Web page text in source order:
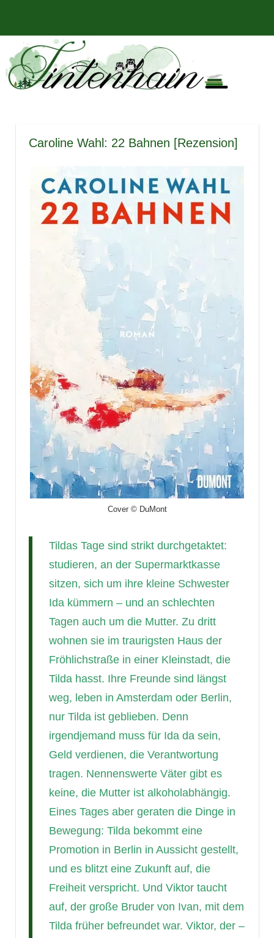
springen
Tintenhain
–
Der
Rezensionen
und
mehr
Caroline Wahl: 22 Bahnen [Rezension]
Cover © DuMont
Tildas Tage sind strikt durchgetaktet:
studieren, an der Supermarktkasse
sitzen, sich um ihre kleine Schwester
Ida kümmern – und an schlechten
Tagen auch um die Mutter. Zu dritt
wohnen sie im traurigsten Haus der
Fröhlichstraße in einer Kleinstadt, die
Tilda hasst. Ihre Freunde sind längst
weg, leben in Amsterdam oder Berlin,
nur Tilda ist geblieben. Denn
irgendjemand muss für Ida da sein,
Geld verdienen, die Verantwortung
tragen. Nennenswerte Väter gibt es
keine, die Mutter ist alkoholabhängig.
Eines Tages aber geraten die Dinge in
Bewegung: Tilda bekommt eine
Promotion in Berlin in Aussicht gestellt,
und es blitzt eine Zukunft auf, die
Freiheit verspricht. Und Viktor taucht
auf, der große Bruder von Ivan, mit dem
Tilda früher befreundet war. Viktor, der –